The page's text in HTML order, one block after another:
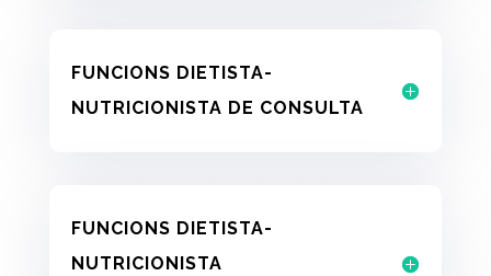
FUNCIONS DIETISTA-
NUTRICIONISTA DE CONSULTA
FUNCIONS DIETISTA-
NUTRICIONISTA